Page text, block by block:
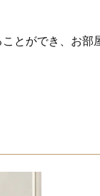
とができ、お部